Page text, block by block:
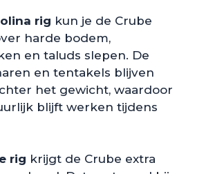
rig kun je de Crube
harde bodem,
en taluds slepen. De
en tentakels blijven
het gewicht, waardoor
blijft werken tijdens
rig krijgt de Crube extra